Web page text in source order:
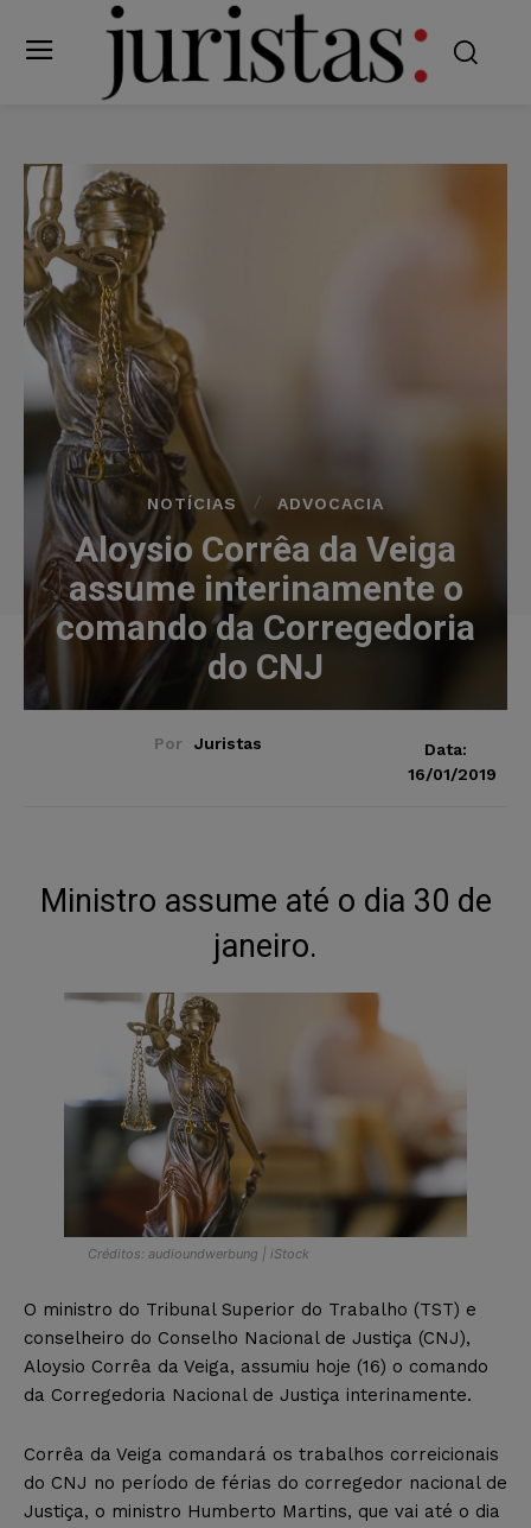
NOTÍCIAS ADVOCACIA
Aloysio Corrêa da Veiga
assume interinamente o
comando da Corregedoria
do CNJ
Por Juristas
Data:
16/01/2019
Ministro assume até o dia 30 de
janeiro.
Créditos: audioundwerbung | iStock
O ministro do Tribunal Superior do Trabalho (TST) e
conselheiro do Conselho Nacional de Justiça (CNJ),
Aloysio Corrêa da Veiga, assumiu hoje (16) o comando
da Corregedoria Nacional de Justiça interinamente.
Corrêa da Veiga comandará os trabalhos correicionais
do CNJ no período de férias do corregedor nacional de
Justiça, o ministro Humberto Martins, que vai até o dia